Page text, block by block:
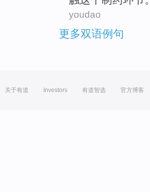
youdao
更多双语例句
关于有道 Investors 有道智选 官方博客